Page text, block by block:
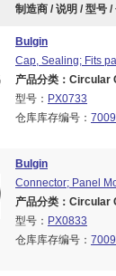
制造商 / 说明 / 型号
Bulgin
Cap, Sealing; Fits
产品分类：Circular
型号： PX0733
仓库库存编号：
Bulgin
Connector; Panel
产品分类：Circular
型号： PX0833
仓库库存编号：